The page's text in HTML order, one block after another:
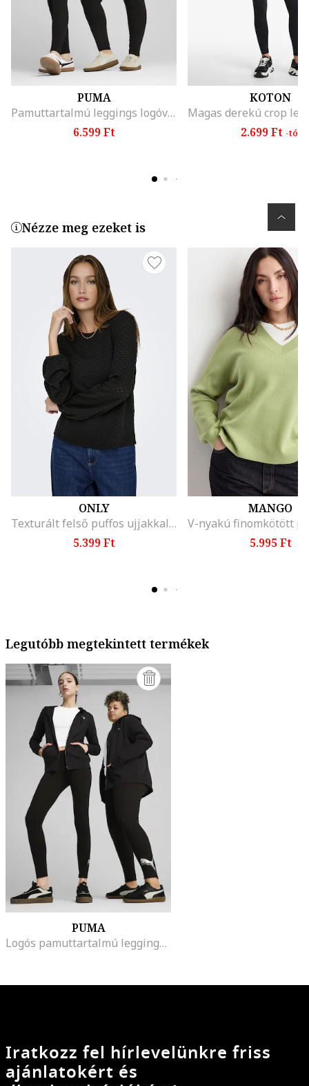
PUMA
Pamuttartalmú leggings logóval, Fekete
6.599 Ft
KOTON
2.699 Ft -tól
Nézze meg ezeket is
ONLY
Texturált felső puffos ujjakkal, Fekete
5.399 Ft
MANGO
5.995 Ft
Legutóbb megtekintett termékek
PUMA
Logós pamuttartalmú leggings, Fekete/Ezüstszín
Iratkozz fel hírlevelünkre friss
ajánlatokért és